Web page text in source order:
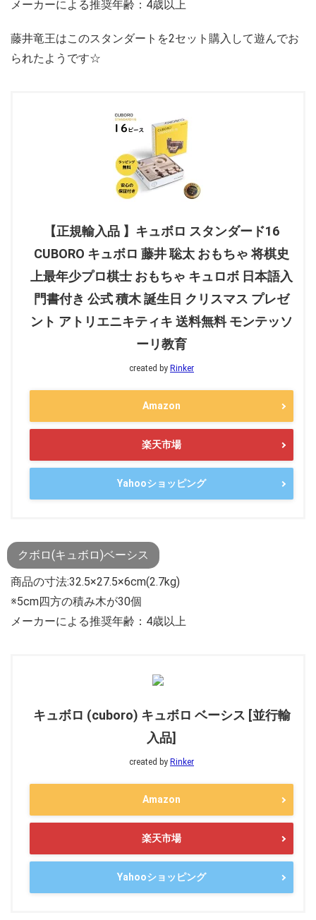
メーカーによる推奨年齢：4歳以上
藤井竜王はこのスタンダートを2セット購入して遊んでお
られたようです☆
【正規輸入品 】キュボロ スタンダード16
CUBORO キュボロ 藤井 聡太 おもちゃ 将棋史
上最年少プロ棋士 おもちゃ キュロボ 日本語入
門書付き 公式 積木 誕生日 クリスマス プレゼ
ント アトリエニキティキ 送料無料 モンテッソ
ーリ教育
created by Rinker
Amazon
楽天市場
Yahooショッピング
クボロ(キュボロ)ベーシス
商品の寸法:32.5×27.5×6cm(2.7kg)
※5cm四方の積み木が30個
メーカーによる推奨年齢：4歳以上
キュボロ (cuboro) キュボロ ベーシス [並行輸
入品]
created by Rinker
Amazon
楽天市場
Yahooショッピング